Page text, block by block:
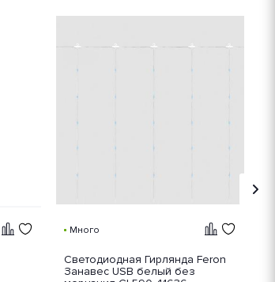
Много
Светодиодная Гирлянда Feron
Занавес USB белый без